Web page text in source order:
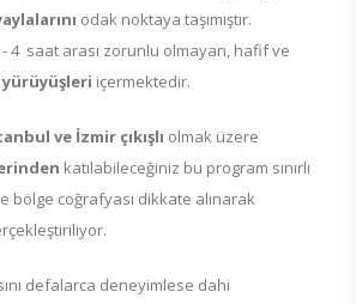
odak noktaya taşımıştır.
4 saat arası zorunlu olmayan, hafif ve
yürüyüşleri içermektedir.
ve İzmir çıkışlı olmak üzere
katılabileceğiniz bu program sınırlı
bölge coğrafyası dikkate alınarak
defalarca deneyimlese dahi